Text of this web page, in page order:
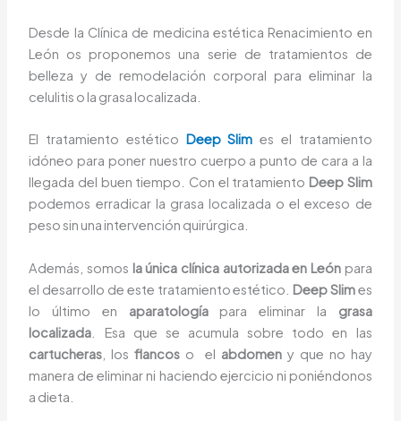
Desde la Clínica de medicina estética Renacimiento en
León os proponemos una serie de tratamientos de
belleza y de remodelación corporal para eliminar la
celulitis o la grasa localizada.
El tratamiento estético Deep Slim es el tratamiento
idóneo para poner nuestro cuerpo a punto de cara a la
llegada del buen tiempo. Con el tratamiento Deep Slim
podemos erradicar la grasa localizada o el exceso de
peso sin una intervención quirúrgica.
Además, somos la única clínica autorizada en Leónpara
el desarrollo de este tratamiento estético. Deep Slimes
lo último en aparatologíapara eliminar la grasa
localizada . Esa que se acumula sobre todo en las
cartucheras , losflancos o el abdomeny que no hay
manera de eliminar ni haciendo ejercicio ni poniéndonos
a dieta.